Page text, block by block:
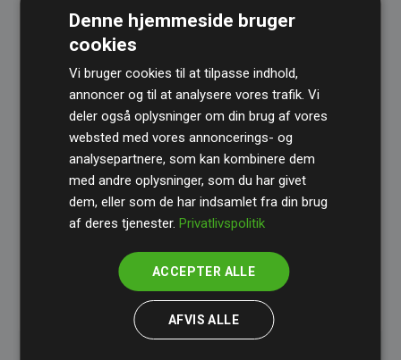
reducerende effekt, som i gennemsnit svarer til
dobbelt så meget CO₂ som den estimerede
Alle projekter er verificeret gennem Gold
Standard– en international ordning, der sikrer høj
kvalitet og gennemsigtighed i klimainvesteringer.
Du kan læse mere om de konkrete projekter
initiativet Websites, der støtter klimaprojekter
Denne hjemmeside bruger
cookies
Vi bruger cookies til at tilpasse indhold,
annoncer og til at analysere vores trafik. Vi
deler også oplysninger om din brug af vores
websted med vores annoncerings- og
analysepartnere, som kan kombinere dem
med andre oplysninger, som du har givet
dem, eller som de har indsamlet fra din brug
af deres tjenester.Privatlivspolitik
ACCEPTER ALLE
AFVIS ALLE